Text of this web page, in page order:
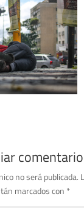
comentario
no será publicada.
marcados con *